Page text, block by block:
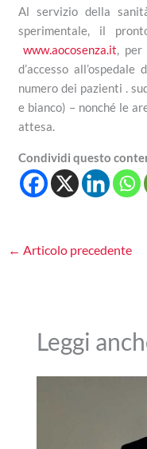
Al servizio della
sperimentale, il
www.aocosenza.it, per
d’accesso all’ospedale
numero dei pazienti .
e bianco) – nonché le
attesa.
Condividi questo
← Articolo precedente
Leggi